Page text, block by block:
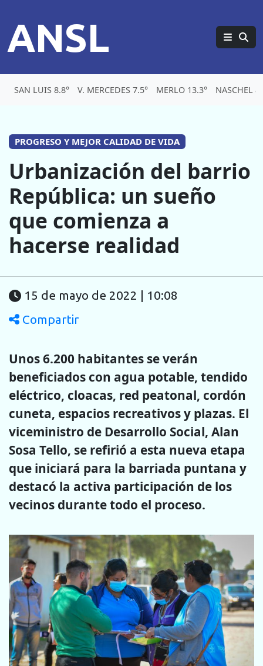
ANSL
SAN LUIS 8.8° V. MERCEDES 7.5° MERLO 13.3° NASCHEL
PROGRESO Y MEJOR CALIDAD DE VIDA
Urbanización del barrio
República: un sueño
que comienza a
hacerse realidad
15 de mayo de 2022 | 10:08
Compartir
Unos 6.200 habitantes se verán
beneficiados con agua potable, tendido
eléctrico, cloacas, red peatonal, cordón
cuneta, espacios recreativos y plazas. El
viceministro de Desarrollo Social, Alan
Sosa Tello, se refirió a esta nueva etapa
que iniciará para la barriada puntana y
destacó la activa participación de los
vecinos durante todo el proceso.